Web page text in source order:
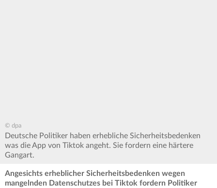
© dpa
Deutsche Politiker haben erhebliche Sicherheitsbedenken
was die App von Tiktok angeht. Sie fordern eine härtere
Gangart.
Angesichts erheblicher Sicherheitsbedenken wegen
mangelnden Datenschutzes bei Tiktok fordern Politiker